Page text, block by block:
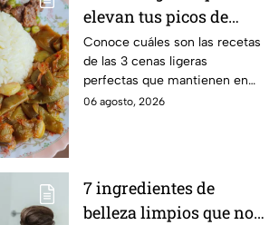
elevan tus picos de
glucosa ni arruinan tu
sueño profundo
Conoce cuáles son las recetas
de las 3 cenas ligeras
perfectas que mantienen en
equilibrio tu glucosa y te
06 agosto, 2026
7 ingredientes de
belleza limpios que no